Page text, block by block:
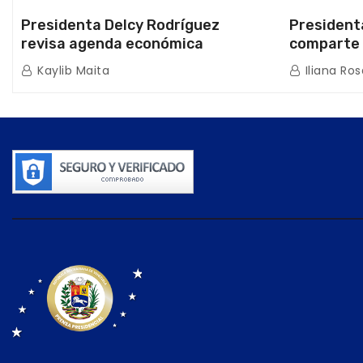
Presidenta Delcy Rodríguez
revisa agenda económica
nacional y la ejecución de fondos
de emergencia post-sismos
Kaylib Maita
comparte
los
Iliana